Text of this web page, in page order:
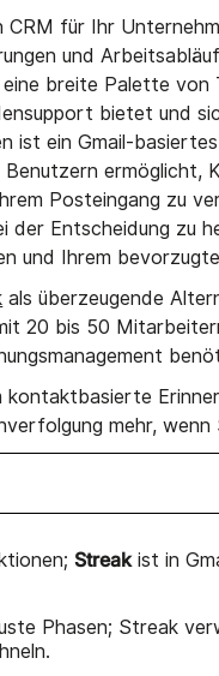
CRM für Ihr
und
breite Palette von
bietet und
ist ein Gmail-
ermöglicht,
Posteingang zu
der Entscheidung zu
und Ihrem
als überzeugende
20 bis 50
kontaktbasierte
mehr,
Streakist in
Phasen; Streak